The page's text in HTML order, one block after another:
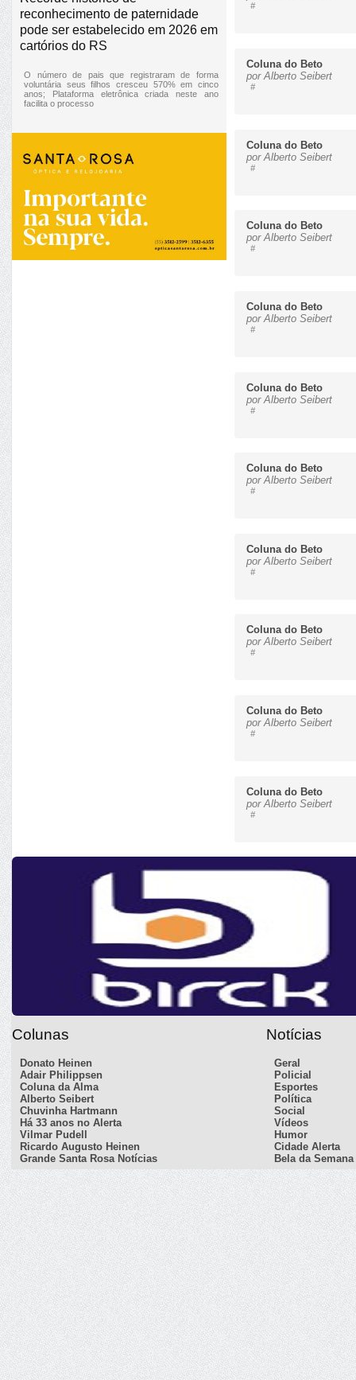
reconhecimento de paternidade
pode ser estabelecido em 2026 em
cartórios do RS
O número de pais que registraram de forma
voluntária seus filhos cresceu 570% em cinco
anos; Plataforma eletrônica criada neste ano
facilita o processo
#
Coluna do Beto
por Alberto Seibert
#
Coluna do Beto
por Alberto Seibert
#
Coluna do Beto
por Alberto Seibert
#
Coluna do Beto
por Alberto Seibert
#
Coluna do Beto
por Alberto Seibert
#
Coluna do Beto
por Alberto Seibert
#
Coluna do Beto
por Alberto Seibert
#
Coluna do Beto
por Alberto Seibert
#
Coluna do Beto
por Alberto Seibert
#
Coluna do Beto
por Alberto Seibert
#
Colunas
Donato Heinen
Adair Philippsen
Coluna da Alma
Alberto Seibert
Chuvinha Hartmann
Há 33 anos no Alerta
Vilmar Pudell
Ricardo Augusto Heinen
Grande Santa Rosa Notícias
Notícias
Geral
Policial
Esportes
Política
Social
Vídeos
Humor
Cidade Alerta
Bela da Semana